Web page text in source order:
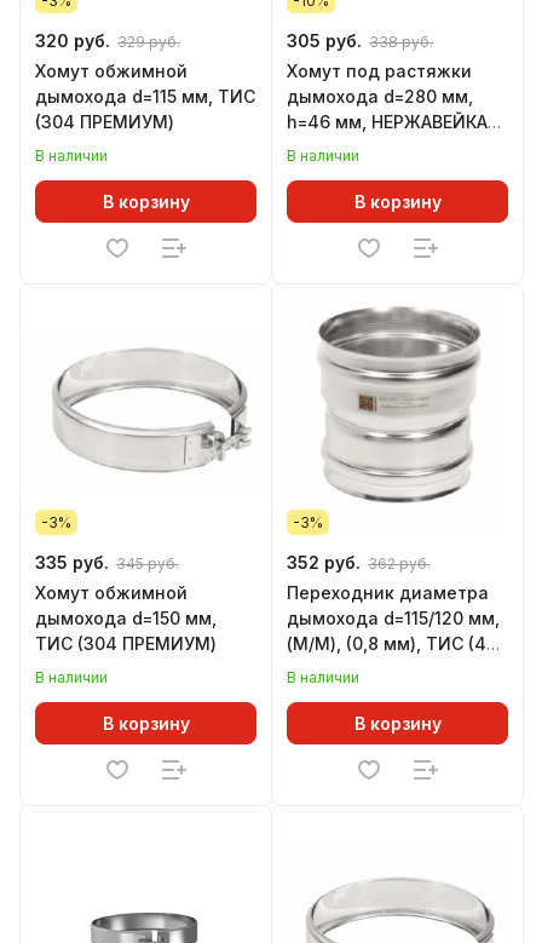
320 руб. 329 руб.
Хомут обжимной
дымохода d=115 мм, ТИС
(304 ПРЕМИУМ)
В наличии
В корзину
305 руб. 338 руб.
Хомут под растяжки
дымохода d=280 мм,
h=46 мм, НЕРЖАВЕЙКА
(GS)
В наличии
В корзину
-3%
335 руб. 345 руб.
Хомут обжимной
дымохода d=150 мм,
ТИС (304 ПРЕМИУМ)
В наличии
В корзину
-3%
352 руб. 362 руб.
Переходник диаметра
дымохода d=115/120 мм,
(М/М), (0,8 мм), ТИС (430
СТАНДАРТ)
В наличии
В корзину